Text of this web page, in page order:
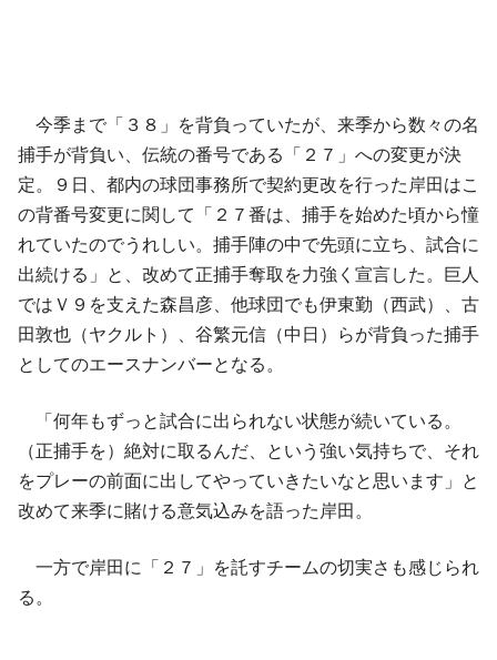
今季まで「３８」を背負っていたが、来季から数々の名
捕手が背負い、伝統の番号である「２７」への変更が決
定。９日、都内の球団事務所で契約更改を行った岸田はこ
の背番号変更に関して「２７番は、捕手を始めた頃から憧
れていたのでうれしい。捕手陣の中で先頭に立ち、試合に
出続ける」と、改めて正捕手奪取を力強く宣言した。巨人
ではＶ９を支えた森昌彦、他球団でも伊東勤（西武）、古
田敦也（ヤクルト）、谷繁元信（中日）らが背負った捕手
としてのエースナンバーとなる。
「何年もずっと試合に出られない状態が続いている。
（正捕手を）絶対に取るんだ、という強い気持ちで、それ
をプレーの前面に出してやっていきたいなと思います」と
改めて来季に賭ける意気込みを語った岸田。
一方で岸田に「２７」を託すチームの切実さも感じられ
る。